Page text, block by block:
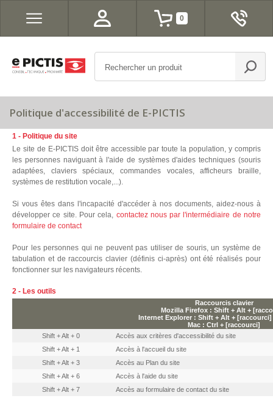
0
Politique d'accessibilité de E-PICTIS
1 - Politique du site
Le site de E-PICTIS doit être accessible par toute la population, y compris
les personnes naviguant à l'aide de systèmes d'aides techniques (souris
adaptées, claviers spéciaux, commandes vocales, afficheurs braille,
systèmes de restitution vocale,...).
Si vous êtes dans l'incapacité d'accéder à nos documents, aidez-nous à
développer ce site. Pour cela, contactez nous par l'intermédiaire de notre
formulaire de contact
Pour les personnes qui ne peuvent pas utiliser de souris, un système de
tabulation et de raccourcis clavier (définis ci-après) ont été réalisés pour
fonctionner sur les navigateurs récents.
2 - Les outils
Raccourcis clavier
Mozilla Firefox : Shift + Alt +
Internet Explorer : Shift + Alt + [raccourci]
Mac : Ctrl + [raccourci]
Shift + Alt + 0
Accès aux critères d'accessibilité du site
Shift + Alt + 1
Accès à l'accueil du site
Shift + Alt + 3
Accès au Plan du site
Shift + Alt + 6
Accès à l'aide du site
Shift + Alt + 7
Accès au formulaire de contact du site